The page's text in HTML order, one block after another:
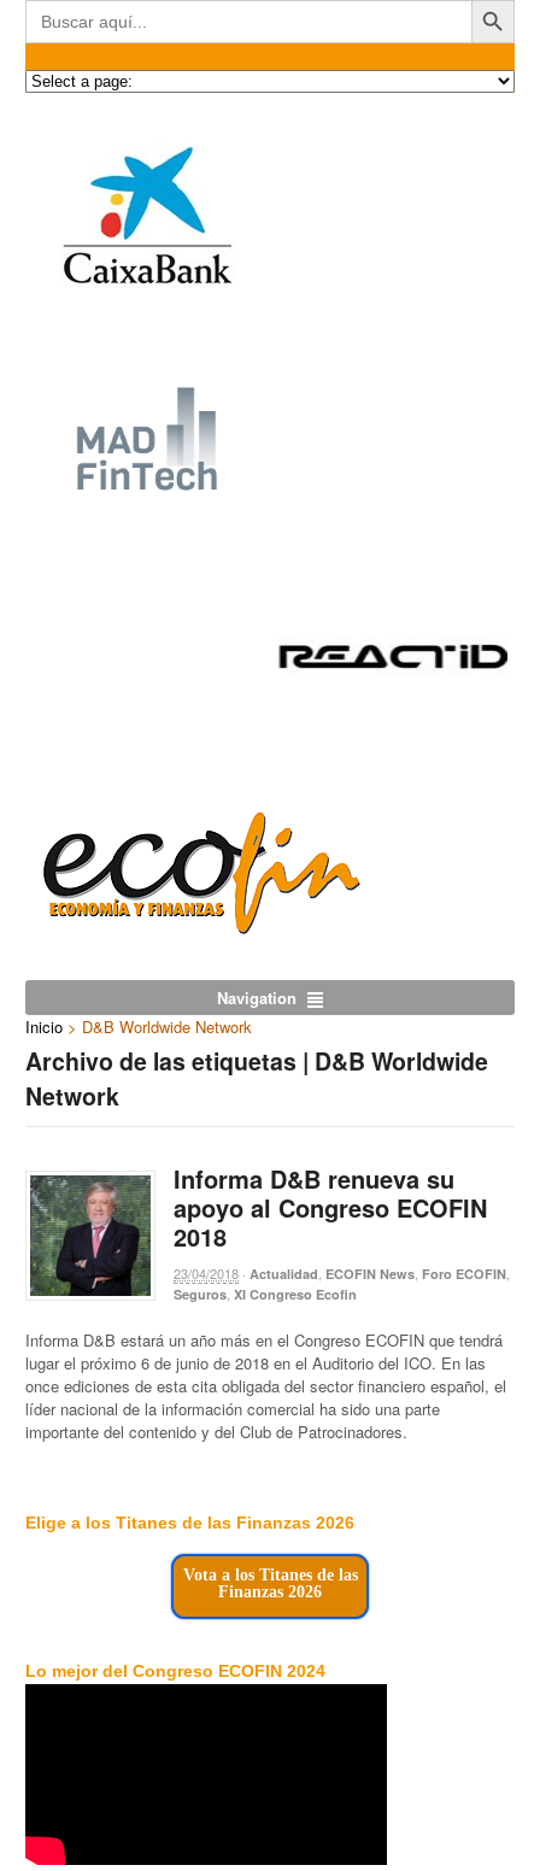
Buscar:
Navigation
Inicio > D&B Worldwide Network
Archivo de las etiquetas | D&B Worldwide
Network
Informa D&B renueva su
apoyo al Congreso ECOFIN
2018
23/04/2018 ·Actualidad, ECOFIN News, Foro ECOFIN,
Seguros,XI Congreso Ecofin
Informa D&B estará un año más en el Congreso ECOFIN que tendrá
lugar el próximo 6 de junio de 2018 en el Auditorio del ICO. En las
once ediciones de esta cita obligada del sector financiero español, el
líder nacional de la información comercial ha sido una parte
importante del contenido y del Club de Patrocinadores.
Elige a los Titanes de las Finanzas 2026
Vota a los Titanes de las
Finanzas 2026
Lo mejor del Congreso ECOFIN 2024